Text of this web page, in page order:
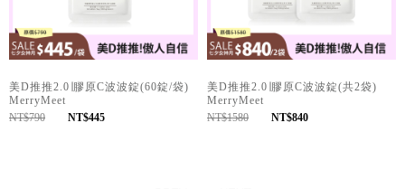
美D推推2.0∣膠原C波波錠(60錠/袋)
MerryMeet
NT$790
NT$445
美D推推2.0∣膠原C波波錠(共2袋)
MerryMeet
NT$1580
NT$840